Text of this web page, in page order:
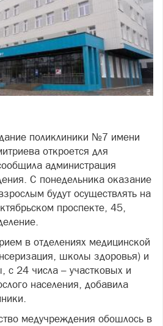
поликлиники №7 имени
откроется для
администрация
С понедельника оказание
будут осуществлять на
проспекте, 45,
в отделениях медицинской
школы здоровья) и
с 24 числа – участковых и
населения, добавила
медучреждения обошлось в